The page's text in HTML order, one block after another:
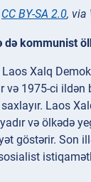
CC BY-SA 2.0, via
də kommunist
Xalq
və 1975-ci
Laos
və ölkədə
göstərir. Son